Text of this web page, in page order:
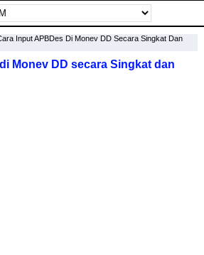
Input APBDes Di Monev DD Secara Singkat Dan
Monev DD secara Singkat dan